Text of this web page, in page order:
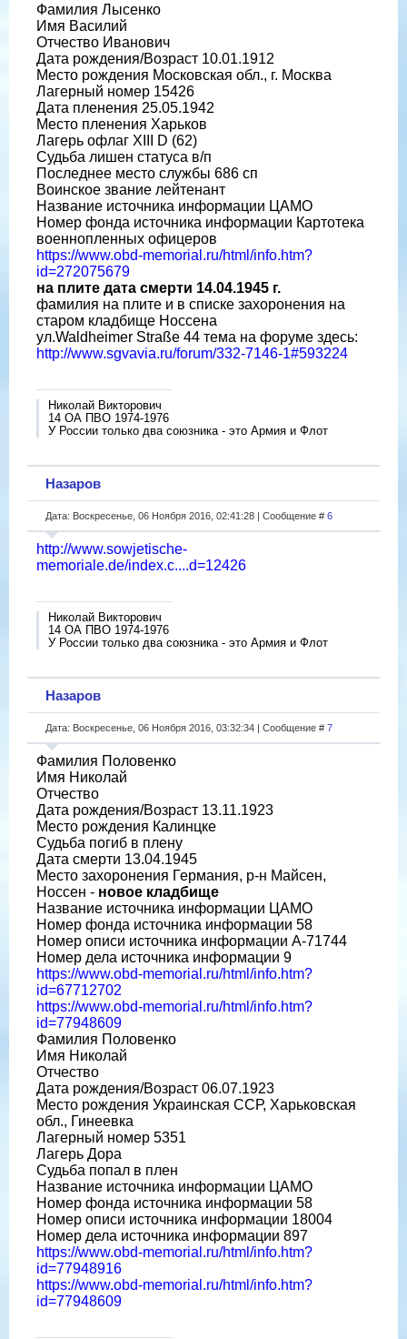
Фамилия Лысенко
Имя Василий
Отчество Иванович
Дата рождения/Возраст 10.01.1912
Место рождения Московская обл., г. Москва
Лагерный номер 15426
Дата пленения 25.05.1942
Место пленения Харьков
Лагерь офлаг XIII D (62)
Судьба лишен статуса в/п
Последнее место службы 686 сп
Воинское звание лейтенант
Название источника информации ЦАМО
Номер фонда источника информации Картотека
военнопленных офицеров
https://www.obd-memorial.ru/html/info.htm?
id=272075679
на плите дата смерти 14.04.1945 г.
фамилия на плите и в списке захоронения на
старом кладбище Носсена
ул.Waldheimer Straße 44 тема на форуме здесь:
http://www.sgvavia.ru/forum/332-7146-1#593224
Николай Викторович
14 ОА ПВО 1974-1976
У России только два союзника - это Армия и Флот
Назаров
Дата: Воскресенье, 06 Ноября 2016, 02:41:28 | Сообщение # 6
http://www.sowjetische-
memoriale.de/index.c....d=12426
Николай Викторович
14 ОА ПВО 1974-1976
У России только два союзника - это Армия и Флот
Назаров
Дата: Воскресенье, 06 Ноября 2016, 03:32:34 | Сообщение # 7
Фамилия Половенко
Имя Николай
Отчество
Дата рождения/Возраст 13.11.1923
Место рождения Калинцке
Судьба погиб в плену
Дата смерти 13.04.1945
Место захоронения Германия, р-н Майсен,
Носсен - новое кладбище
Название источника информации ЦАМО
Номер фонда источника информации 58
Номер описи источника информации A-71744
Номер дела источника информации 9
https://www.obd-memorial.ru/html/info.htm?
id=67712702
https://www.obd-memorial.ru/html/info.htm?
id=77948609
Фамилия Половенко
Имя Николай
Отчество
Дата рождения/Возраст 06.07.1923
Место рождения Украинская ССР, Харьковская
обл., Гинеевка
Лагерный номер 5351
Лагерь Дора
Судьба попал в плен
Название источника информации ЦАМО
Номер фонда источника информации 58
Номер описи источника информации 18004
Номер дела источника информации 897
https://www.obd-memorial.ru/html/info.htm?
id=77948916
https://www.obd-memorial.ru/html/info.htm?
id=77948609